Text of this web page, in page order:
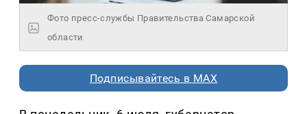
Фото пресс-службы Правительства Самарской
области
Подписывайтесь в MAX